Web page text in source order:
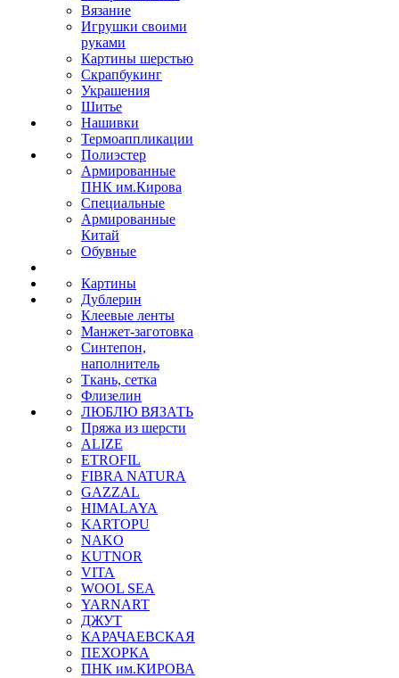
Вязание
Игрушки своими
руками
Картины шерстью
Скрапбукинг
Украшения
Шитье
Нашивки
Термоаппликации
Полиэстер
Армированные
ПНК им.Кирова
Специальные
Армированные
Китай
Обувные
Картины
Дублерин
Клеевые ленты
Манжет-заготовка
Синтепон,
наполнитель
Ткань, сетка
Флизелин
ЛЮБЛЮ ВЯЗАТЬ
Пряжа из шерсти
ALIZE
ETROFIL
FIBRA NATURA
GAZZAL
HIMALAYA
KARTOPU
NAKO
KUTNOR
VITA
WOOL SEA
YARNART
ДЖУТ
КАРАЧАЕВСКАЯ
ПЕХОРКА
ПНК им.КИРОВА